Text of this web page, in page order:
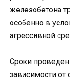
железобетона
особенно в
агрессивной
Сроки
зависимости от